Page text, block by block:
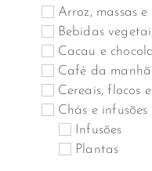
Arroz, massas
Bebidas
Cacau e
Café da manhã
Cereais, flocos
Chás e
Infusões
Plantas